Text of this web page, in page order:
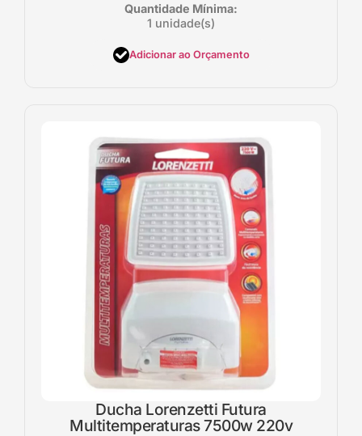
Quantidade Mínima:
1 unidade(s)
Adicionar ao Orçamento
Ducha Lorenzetti Futura
Multitemperaturas 7500w 220v